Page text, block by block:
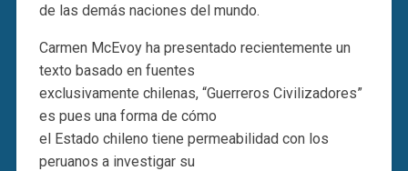
de las demás naciones del mundo.
Carmen McEvoy ha presentado recientemente un
texto basado en fuentes
exclusivamente chilenas, “Guerreros Civilizadores”
es pues una forma de cómo
el Estado chileno tiene permeabilidad con los
peruanos a investigar su